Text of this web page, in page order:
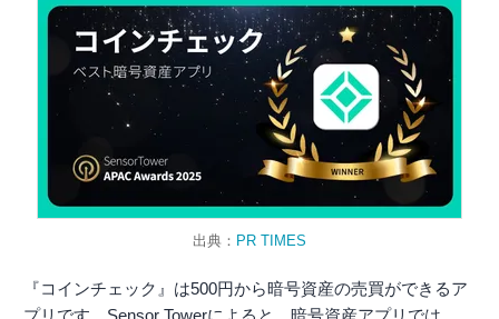
出典： PR TIMES
『コインチェック』は500円から暗号資産の売買ができるア